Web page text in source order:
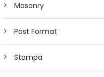
Masonry
Post Format
Stampa